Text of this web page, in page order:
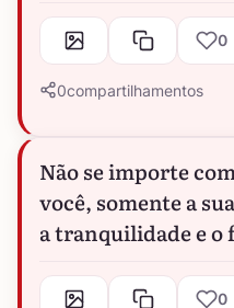
0
0compartilhamentos
Não se importe
você, somente a
a tranquilidade e o
0